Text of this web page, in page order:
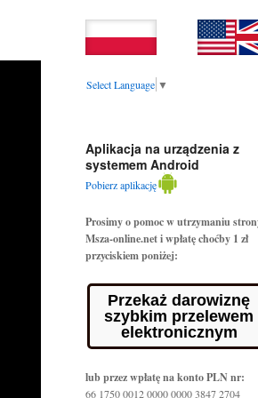
Select Language ▼
Aplikacja na urządzenia z
systemem Android
Pobierz aplikację
Prosimy o pomoc w utrzymaniu
Msza-online.net i wpłatę choćby 1 zł
przyciskiem poniżej:
Przekaż darowiznę
szybkim przelewem
elektronicznym
lub przez wpłatę na konto PLN nr:
66 1750 0012 0000 0000 3847 2704